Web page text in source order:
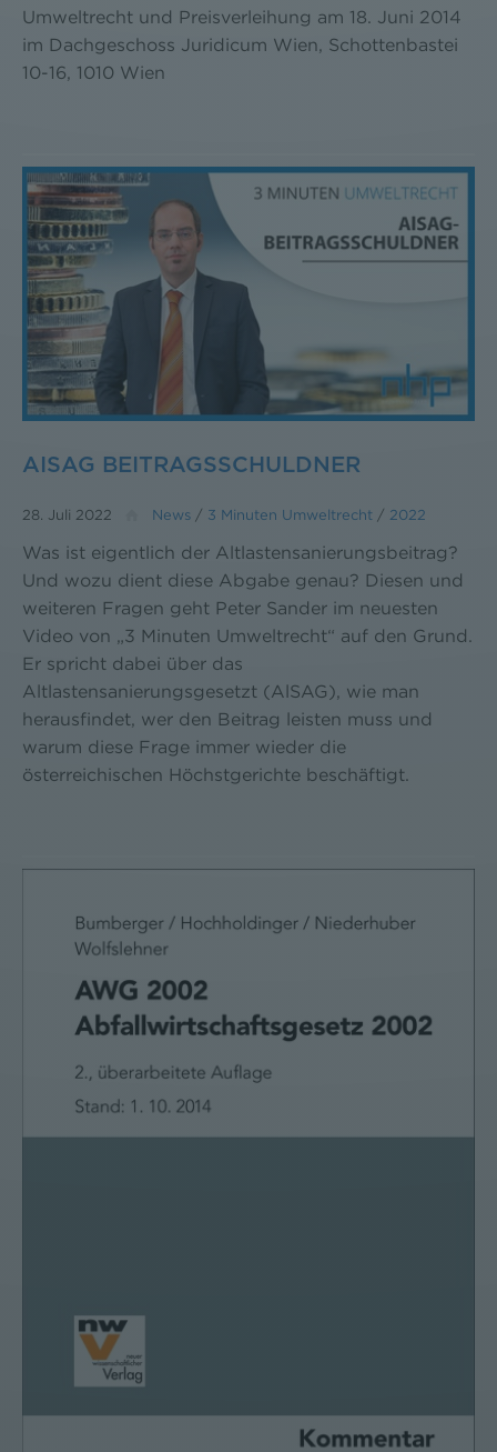
Umweltrecht und Preisverleihung am 18. Juni 2014
im Dachgeschoss Juridicum Wien, Schottenbastei
10-16, 1010 Wien
AISAG BEITRAGSSCHULDNER
28. Juli 2022 News / 3 Minuten Umweltrecht / 2022
Was ist eigentlich der Altlastensanierungsbeitrag?
Und wozu dient diese Abgabe genau? Diesen und
weiteren Fragen geht Peter Sander im neuesten
Video von „3 Minuten Umweltrecht“ auf den Grund.
Er spricht dabei über das
Altlastensanierungsgesetzt (AlSAG), wie man
herausfindet, wer den Beitrag leisten muss und
warum diese Frage immer wieder die
österreichischen Höchstgerichte beschäftigt.